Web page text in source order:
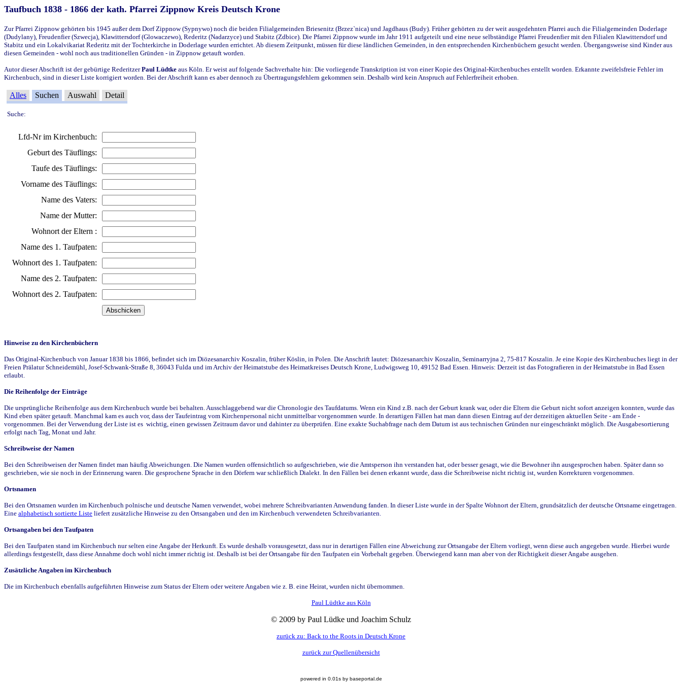
Taufbuch 1838 - 1866 der kath. Pfarrei Zippnow Kreis Deutsch Krone
Zur Pfarrei Zippnow gehörten bis 1945 außer dem Dorf Zippnow (Sypnywo) noch die beiden Filialgemeinden Briesenitz (Brzez`nica) und Jagdhaus (Budy). Früher gehörten zu der weit ausgedehnten Pfarrei auch die Filialgemeinden Doderlage
(Dudylany), Freudenfier (Szwecja), Klawittersdorf (Glowaczewo), Rederitz (Nadarzyce) und Stabitz (Zdbice). Die Pfarrei Zippnow wurde im Jahr 1911 aufgeteilt und eine neue selbständige Pfarrei Freudenfier mit den Filialen Klawittersdorf und
Stabitz und ein Lokalvikariat Rederitz mit der Tochterkirche in Doderlage wurden errichtet. Ab diesem Zeitpunkt, müssen für diese ländlichen Gemeinden, in den entsprechenden Kirchenbüchern gesucht werden. Übergangsweise sind Kinder aus
diesen Gemeinden - wohl noch aus traditionellen Gründen - in Zippnow getauft worden.
Autor dieser Abschrift ist der gebürtige RederitzerPaul Lüdtke aus Köln. Er weist auf folgende Sachverhalte hin: Die vorliegende Transkription ist von einer Kopie des Original-Kirchenbuches erstellt worden. Erkannte zweifelsfreie Fehler im
Kirchenbuch, sind in dieser Liste korrigiert worden. Bei der Abschrift kann es aber dennoch zu Übertragungsfehlern gekommen sein. Deshalb wird kein Anspruch auf Fehlerfreiheit erhoben.
Alles Suchen Auswahl Detail
Suche:
Lfd-Nr im Kirchenbuch:
Geburt des Täuflings:
Taufe des Täuflings:
Vorname des Täuflings:
Name des Vaters:
Name der Mutter:
Wohnort der Eltern :
Name des 1. Taufpaten:
Wohnort des 1. Taufpaten:
Name des 2. Taufpaten:
Wohnort des 2. Taufpaten:
Hinweise zu den Kirchenbüchern
Das Original-Kirchenbuch von Januar 1838 bis 1866, befindet sich im Diözesanarchiv Koszalin, früher Köslin, in Polen. Die Anschrift lautet: Diözesanarchiv Koszalin, Seminarryjna 2, 75-817 Koszalin. Je eine Kopie des Kirchenbuches liegt in der
Freien Prälatur Schneidemühl, Josef-Schwank-Straße 8, 36043 Fulda und im Archiv der Heimatstube des Heimatkreises Deutsch Krone, Ludwigsweg 10, 49152 Bad Essen. Hinweis: Derzeit ist das Fotografieren in der Heimatstube in Bad Essen
erlaubt.
Die Reihenfolge der Einträge
Die ursprüngliche Reihenfolge aus dem Kirchenbuch wurde bei behalten. Ausschlaggebend war die Chronologie des Taufdatums. Wenn ein Kind z.B. nach der Geburt krank war, oder die Eltern die Geburt nicht sofort anzeigen konnten, wurde das
Kind eben später getauft. Manchmal kam es auch vor, dass der Taufeintrag vom Kirchenpersonal nicht unmittelbar vorgenommen wurde. In derartigen Fällen hat man dann diesen Eintrag auf der derzeitigen aktuellen Seite - am Ende -
vorgenommen. Bei der Verwendung der Liste ist es wichtig, einen gewissen Zeitraum davor und dahinter zu überprüfen. Eine exakte Suchabfrage nach dem Datum ist aus technischen Gründen nur eingeschränkt möglich. Die Ausgabesortierung
erfolgt nach Tag, Monat und Jahr.
Schreibweise der Namen
Bei den Schreibweisen der Namen findet man häufig Abweichungen. Die Namen wurden offensichtlich so aufgeschrieben, wie die Amtsperson ihn verstanden hat, oder besser gesagt, wie die Bewohner ihn ausgesprochen haben. Später dann so
geschrieben, wie sie noch in der Erinnerung waren. Die gesprochene Sprache in den Dörfern war schließlich Dialekt. In den Fällen bei denen erkannt wurde, dass die Schreibweise nicht richtig ist, wurden Korrekturen vorgenommen.
Ortsnamen
Bei den Ortsnamen wurden im Kirchenbuch polnische und deutsche Namen verwendet, wobei mehrere Schreibvarianten Anwendung fanden. In dieser Liste wurde in der Spalte Wohnort der Eltern, grundsätzlich der deutsche Ortsname eingetragen.
Eine alphabetisch sortierte Liste liefert zusätzliche Hinweise zu den Ortsangaben und den im Kirchenbuch verwendeten Schreibvarianten.
Ortsangaben bei den Taufpaten
Bei den Taufpaten stand im Kirchenbuch nur selten eine Angabe der Herkunft. Es wurde deshalb vorausgesetzt, dass nur in derartigen Fällen eine Abweichung zur Ortsangabe der Eltern vorliegt, wenn diese auch angegeben wurde. Hierbei wurde
allerdings festgestellt, dass diese Annahme doch wohl nicht immer richtig ist. Deshalb ist bei der Ortsangabe für den Taufpaten ein Vorbehalt gegeben. Überwiegend kann man aber von der Richtigkeit dieser Angabe ausgehen.
Zusätzliche Angaben im Kirchenbuch
Die im Kirchenbuch ebenfalls aufgeführten Hinweise zum Status der Eltern oder weitere Angaben wie z. B. eine Heirat, wurden nicht übernommen.
Paul Lüdtke aus Köln
© 2009 by Paul Lüdke und Joachim Schulz
zurück zu: Back to the Roots in Deutsch Krone
zurück zur Quellenübersicht
powered in 0.01s by baseportal.de